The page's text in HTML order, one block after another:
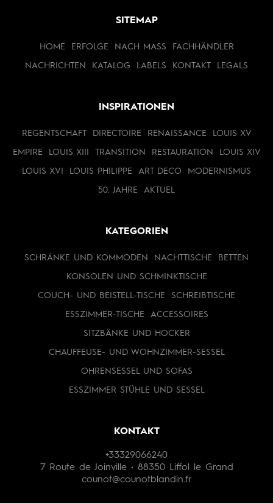
SITEMAP
HOME ERFOLGE NACH MASS FACHHÄNDLER
NACHRICHTEN KATALOG LABELS KONTAKT LEGALS
INSPIRATIONEN
REGENTSCHAFT DIRECTOIRE RENAISSANCE LOUIS XV
EMPIRE LOUIS XIII TRANSITION RESTAURATION LOUIS XIV
LOUIS XVI LOUIS PHILIPPE ART DECO MODERNISMUS
50. JAHRE AKTUEL
KATEGORIEN
SCHRÄNKE UND KOMMODEN NACHTTISCHE BETTEN
KONSOLEN UND SCHMINKTISCHE
COUCH- UND BEISTELL-TISCHE SCHREIBTISCHE
ESSZIMMER-TISCHE ACCESSOIRES
SITZBÄNKE UND HOCKER
CHAUFFEUSE- UND WOHNZIMMER-SESSEL
OHRENSESSEL UND SOFAS
ESSZIMMER STÜHLE UND SESSEL
KONTAKT
+33329066240
7 Route de Joinville • 88350 Liffol le Grand
counot@counotblandin.fr